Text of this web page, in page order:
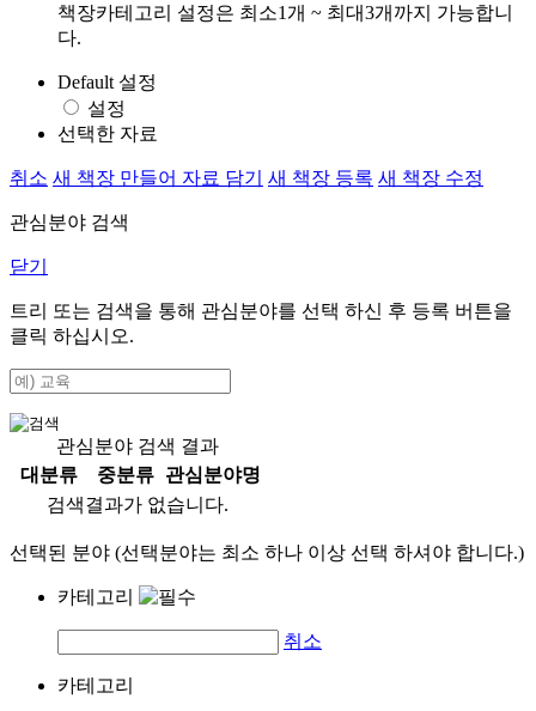
책장카테고리 설정은 최소1개 ~ 최대3개까지 가능합니
다.
Default 설정
설정
선택한 자료
취소 새 책장 만들어 자료 담기 새 책장 등록 새 책장 수정
관심분야 검색
닫기
트리 또는 검색을 통해 관심분야를 선택 하신 후 등록 버튼을
클릭 하십시오.
관심분야 검색 결과
대분류
중분류
관심분야명
검색결과가 없습니다.
선택된 분야 (선택분야는 최소 하나 이상 선택 하셔야 합니다.)
카테고리
취소
카테고리